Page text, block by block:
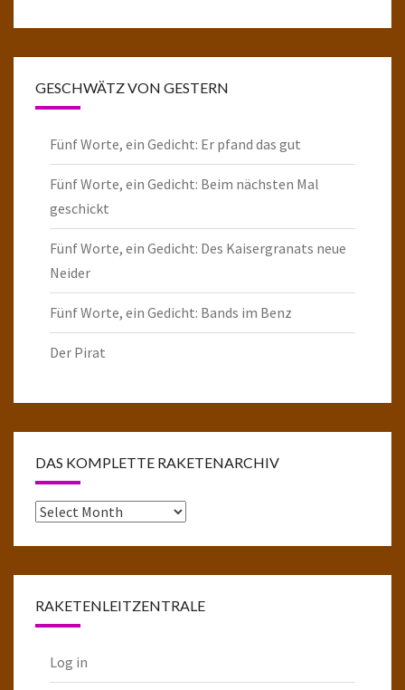
GESCHWÄTZ VON GESTERN
Fünf Worte, ein Gedicht: Er pfand das gut
Fünf Worte, ein Gedicht: Beim nächsten Mal
geschickt
Fünf Worte, ein Gedicht: Des Kaisergranats neue
Neider
Fünf Worte, ein Gedicht: Bands im Benz
Der Pirat
DAS KOMPLETTE RAKETENARCHIV
Das
RAKETENLEITZENTRALE
Log in